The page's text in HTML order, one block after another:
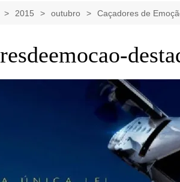
Clássicos
Livros
2015 outubro Caçadores de